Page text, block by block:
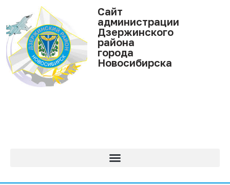
Cайт
администрации
Дзержинского
района
города
Новосибирска